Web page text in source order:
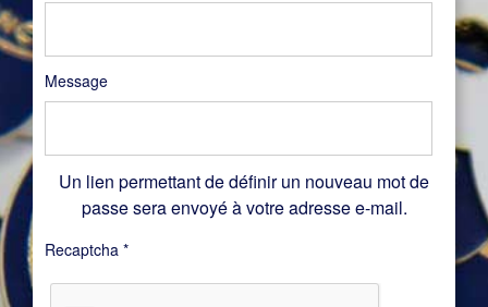
Message
Un lien permettant de définir un nouveau mot de
passe sera envoyé à votre adresse e-mail.
Recaptcha *